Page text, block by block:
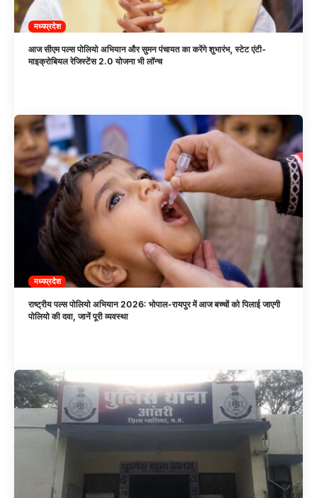
मध्यप्रदेश
आज सीएम पल्स पोलियो अभियान और सुमन पंचायत का करेंगे शुभारंभ, स्टेट एंटी-
माइक्रोबियल रेजिस्टेंस 2.0 योजना भी लॉन्च
मध्यप्रदेश
राष्ट्रीय पल्स पोलियो अभियान 2026: भोपाल-रायपुर में आज बच्चों को पिलाई जाएगी
पोलियो की दवा, जानें पूरी व्यवस्था